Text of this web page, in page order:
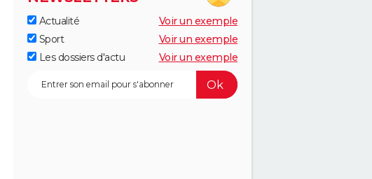
Actualité
Voir un exemple
Sport
Voir un exemple
Les dossiers d'actu
Voir un exemple